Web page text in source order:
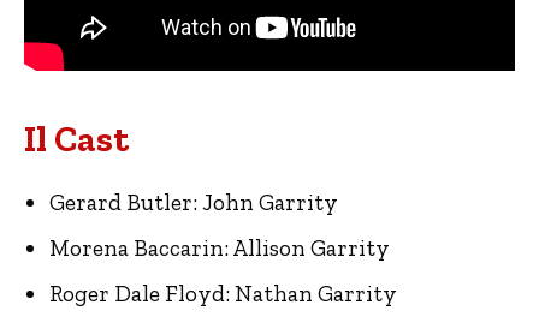
Il Cast
Gerard Butler: John Garrity
Morena Baccarin: Allison Garrity
Roger Dale Floyd: Nathan Garrity